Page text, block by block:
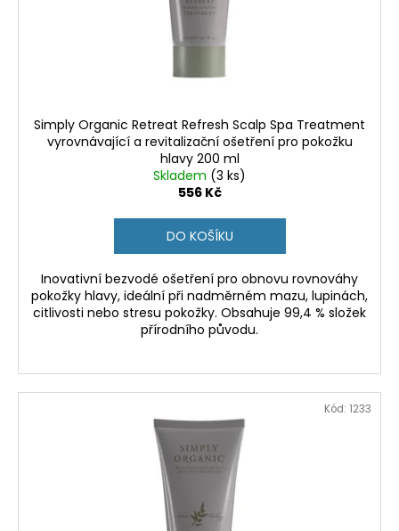
Simply Organic Retreat Refresh Scalp Spa Treatment
vyrovnávající a revitalizační ošetření pro pokožku
hlavy 200 ml
Skladem (3 ks)
556 Kč
DO KOŠÍKU
Inovativní bezvodé ošetření pro obnovu rovnováhy
pokožky hlavy, ideální při nadměrném mazu, lupinách,
citlivosti nebo stresu pokožky. Obsahuje 99,4 % složek
přírodního původu.
Kód: 1233